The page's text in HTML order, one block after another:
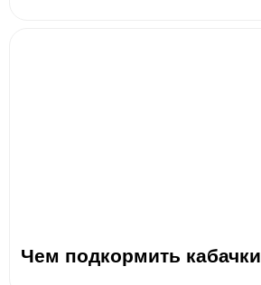
Чем подкормить кабачки